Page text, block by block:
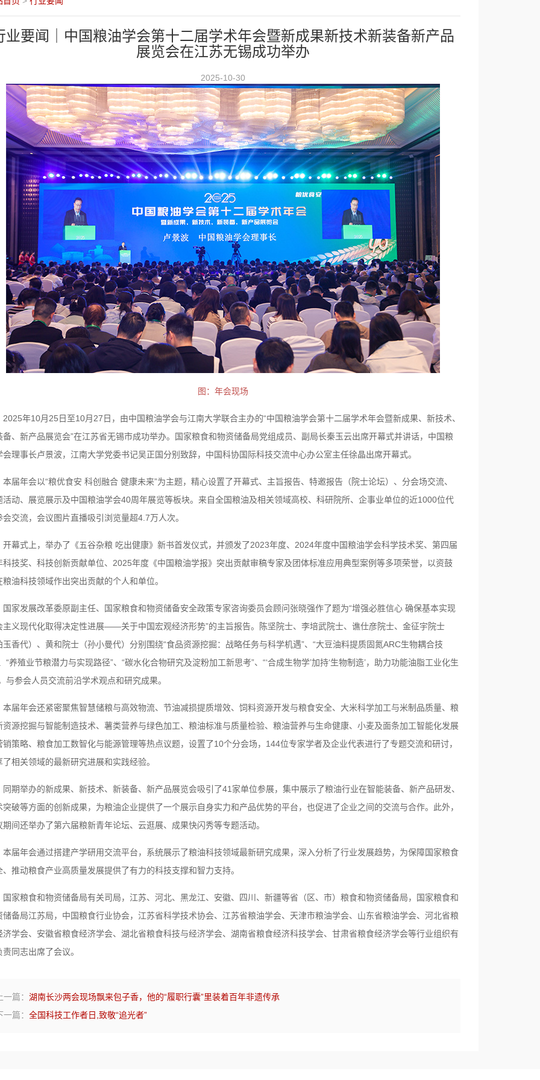
业要闻｜中国粮油学会第十二届学术年会暨新成果新技术新装备新产品
展览会在江苏无锡成功举办
2025-10-30
图：年会现场
2025年10月25日至10月27日，由中国粮油学会与江南大学联合主办的“中国粮油学会第十二届学术年会暨新成果、新技术、
备、新产品展览会”在江苏省无锡市成功举办。国家粮食和物资储备局党组成员、副局长秦玉云出席开幕式并讲话，中国粮
会理事长卢景波，江南大学党委书记吴正国分别致辞，中国科协国际科技交流中心办公室主任徐晶出席开幕式。
本届年会以“粮优食安 科创融合 健康未来”为主题，精心设置了开幕式、主旨报告、特邀报告（院士论坛）、分会场交流、
活动、展览展示及中国粮油学会40周年展览等板块。来自全国粮油及相关领域高校、科研院所、企事业单位的近1000位代
会交流，会议图片直播吸引浏览量超4.7万人次。
开幕式上，举办了《五谷杂粮 吃出健康》新书首发仪式，并颁发了2023年度、2024年度中国粮油学会科学技术奖、第四届
科技奖、科技创新贡献单位、2025年度《中国粮油学报》突出贡献审稿专家及团体标准应用典型案例等多项荣誉，以资鼓
粮油科技领域作出突出贡献的个人和单位。
国家发展改革委原副主任、国家粮食和物资储备安全政策专家咨询委员会顾问张晓强作了题为“增强必胜信心 确保基本实现
主义现代化取得决定性进展——关于中国宏观经济形势”的主旨报告。陈坚院士、李培武院士、谯仕彦院士、金征宇院士
玉香代）、黄和院士（孙小曼代）分别围绕“食品资源挖掘：战略任务与科学机遇”、“大豆油料提质固氮ARC生物耦合技
“养殖业节粮潜力与实现路径”、“碳水化合物研究及淀粉加工新思考”、“‘合成生物学’加持‘生物制造’，助力功能油脂工业化生
与参会人员交流前沿学术观点和研究成果。
本届年会还紧密聚焦智慧储粮与高效物流、节油减损提质增效、饲料资源开发与粮食安全、大米科学加工与米制品质量、粮
资源挖掘与智能制造技术、薯类营养与绿色加工、粮油标准与质量检验、粮油营养与生命健康、小麦及面条加工智能化发展
销策略、粮食加工数智化与能源管理等热点议题，设置了10个分会场，144位专家学者及企业代表进行了专题交流和研讨，
了相关领域的最新研究进展和实践经验。
同期举办的新成果、新技术、新装备、新产品展览会吸引了41家单位参展，集中展示了粮油行业在智能装备、新产品研发、
突破等方面的创新成果，为粮油企业提供了一个展示自身实力和产品优势的平台，也促进了企业之间的交流与合作。此外，
期间还举办了第六届粮新青年论坛、云逛展、成果快闪秀等专题活动。
本届年会通过搭建产学研用交流平台，系统展示了粮油科技领域最新研究成果，深入分析了行业发展趋势，为保障国家粮食
、推动粮食产业高质量发展提供了有力的科技支撑和智力支持。
国家粮食和物资储备局有关司局，江苏、河北、黑龙江、安徽、四川、新疆等省（区、市）粮食和物资储备局，国家粮食和
储备局江苏局，中国粮食行业协会，江苏省科学技术协会、江苏省粮油学会、天津市粮油学会、山东省粮油学会、河北省粮
济学会、安徽省粮食经济学会、湖北省粮食科技与经济学会、湖南省粮食经济科技学会、甘肃省粮食经济学会等行业组织有
责同志出席了会议。
上一篇： 湖南长沙两会现场飘来包子香，他的“履职行囊”里装着百年非遗传承
一篇： 全国科技工作者日,致敬“追光者”